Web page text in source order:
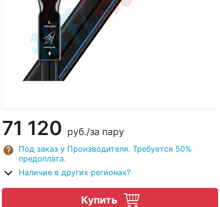
71 120 руб./за пару
Под заказ у Производителя. Требуется 50%
предоплата.
Наличие в других регионах?
Купить